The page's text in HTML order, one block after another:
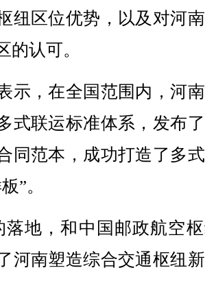
纽区位优势，以及对河
的认可。
，在全国范围内，河
式联运标准体系，发布
同范本，成功打造了多
”。
地，和中国邮政航空枢
河南塑造综合交通枢纽